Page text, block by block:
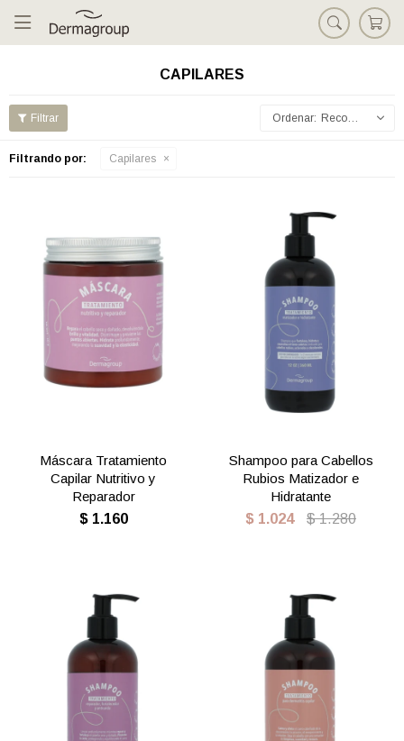

CAPILARES
Recomendados
Filtrando por: Capilares
Máscara Tratamiento
Capilar Nutritivo y
Reparador
$ 1.160
Shampoo para Cabellos
Rubios Matizador e
Hidratante
$ 1.024 $ 1.280